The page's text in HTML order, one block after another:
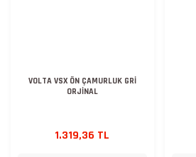
VOLTA VSX ÖN ÇAMURLUK GRİ
ORJİNAL
1.319,36 TL